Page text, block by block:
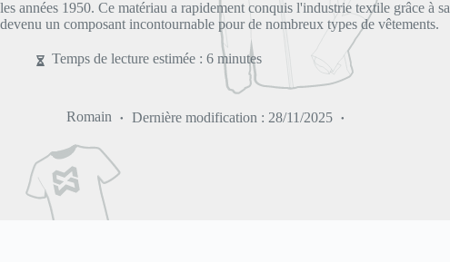
les années 1950. Ce matériau a rapidement conquis l'industrie textile grâce à sa
devenu un composant incontournable pour de nombreux types de vêtements.
Temps de lecture estimée : 6 minutes
Romain Dernière modification : 28/11/2025